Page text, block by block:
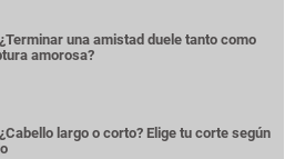
¿Terminar una amistad duele tanto como
amorosa?
¿Cabello largo o corto? Elige tu corte según